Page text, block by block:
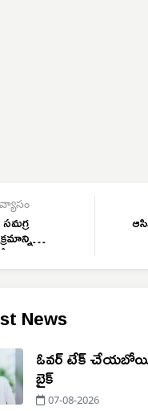
సమగ్ర
News
ఓవర్ టేక్ చేయబోయి
బైక్
07-08-2026